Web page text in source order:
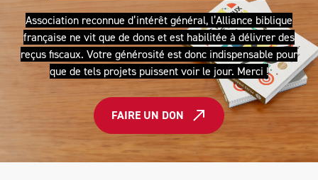
Association reconnue d’intérêt général, l’Alliance biblique
française ne vit que de dons et est habilitée à délivrer des
reçus fiscaux. Votre générosité est donc indispensable pour
que de tels projets puissent voir le jour. Merci !
FAIRE UN DON